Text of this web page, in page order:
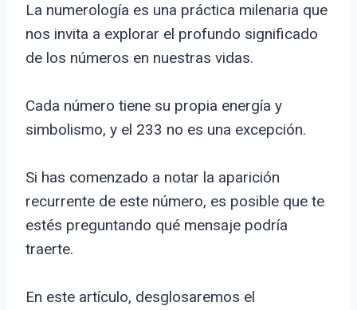
La numerología es una práctica milenaria que
nos invita a explorar el profundo significado
de los números en nuestras vidas.
Cada número tiene su propia energía y
simbolismo, y el 233 no es una excepción.
Si has comenzado a notar la aparición
recurrente de este número, es posible que te
estés preguntando qué mensaje podría
traerte.
En este artículo, desglosaremos el